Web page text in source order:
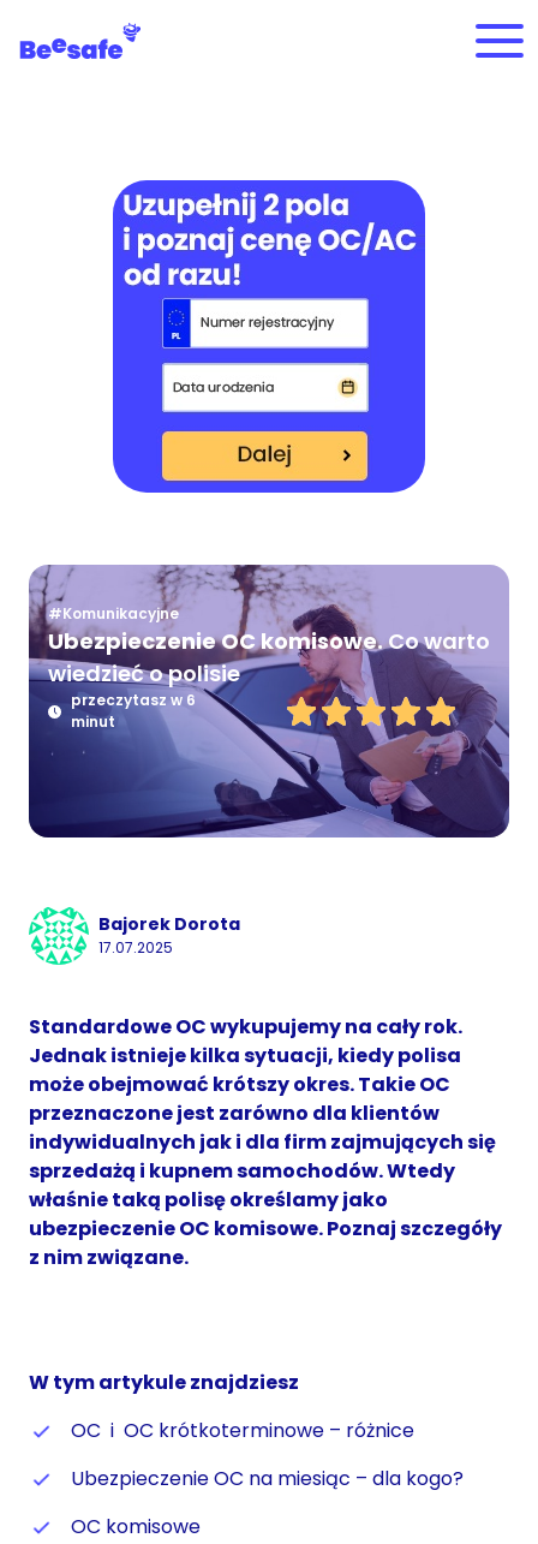
#Komunikacyjne
Ubezpieczenie OC komisowe.Co warto
wiedzieć o polisie
przeczytasz w 6
minut
Bajorek Dorota
17.07.2025
Standardowe OC wykupujemy na cały rok.
Jednak istnieje kilka sytuacji, kiedy polisa
może obejmować krótszy okres. Takie OC
przeznaczone jest zarówno dla klientów
indywidualnych jak i dla firm zajmujących się
sprzedażą i kupnem samochodów. Wtedy
właśnie taką polisę określamy jako
ubezpieczenie OC komisowe. Poznaj szczegóły
z nim związane.
W tym artykule znajdziesz
OC i OC krótkoterminowe – różnice
Ubezpieczenie OC na miesiąc – dla kogo?
OC komisowe